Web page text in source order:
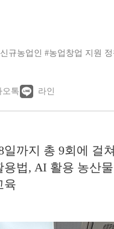
규농업인 #농업창업 지원 정
오톡 라인
일까지 총 9회에 걸
용법, AI 활용 농산
육